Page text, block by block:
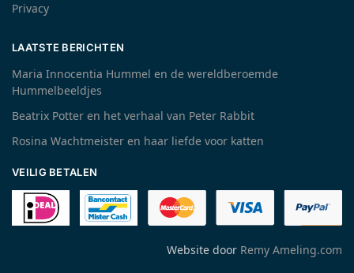
Privacy
LAATSTE BERICHTEN
Maria Innocentia Hummel en de wereldberoemde
Hummelbeeldjes
Beatrix Potter en het verhaal van Peter Rabbit
Rosina Wachtmeister en haar liefde voor katten
VEILIG BETALEN
Website door Remy Ameling.com